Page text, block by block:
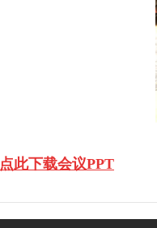
点此下载会议PPT